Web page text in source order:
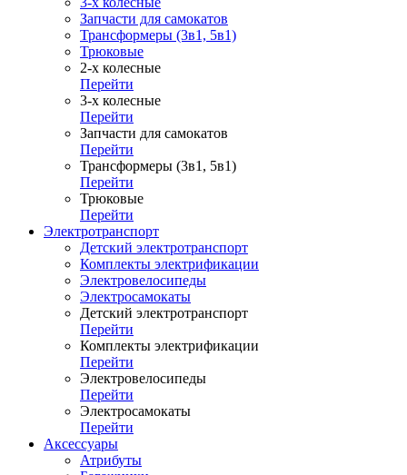
Запчасти для самокатов
Трансформеры (3в1, 5в1)
Трюковые
2-х колесные
Перейти
3-х колесные
Перейти
Запчасти для самокатов
Перейти
Трансформеры (3в1, 5в1)
Перейти
Трюковые
Перейти
Электротранспорт
Детский электротранспорт
Комплекты электрификации
Электровелосипеды
Электросамокаты
Детский электротранспорт
Перейти
Комплекты электрификации
Перейти
Электровелосипеды
Перейти
Электросамокаты
Перейти
Аксессуары
Атрибуты